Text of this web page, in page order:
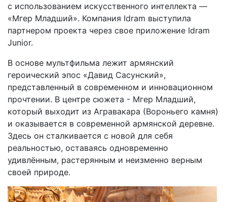
с использованием искусственного интеллекта —
«Мгер Младший». Компания Idram выступила
партнером проекта через свое приложение Idram
Junior.
В основе мультфильма лежит армянский
героический эпос «Давид Сасунский»,
представленный в современном и инновационном
прочтении. В центре сюжета - Мгер Младший,
который выходит из Агравакара (Вороньего камня)
и оказывается в современной армянской деревне.
Здесь он сталкивается с новой для себя
реальностью, оставаясь одновременно
удивлённым, растерянным и неизменно верным
своей природе.